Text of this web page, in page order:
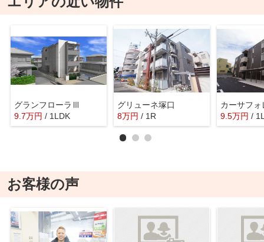
グランフローラⅢ
9.7万円 / 1LDK
グリューネ塚口
8万円 / 1R
カーサフ
9.5万円 /
お客様の声